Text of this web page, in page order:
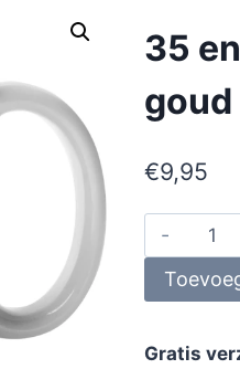
35
goud
€9,95
Gratis